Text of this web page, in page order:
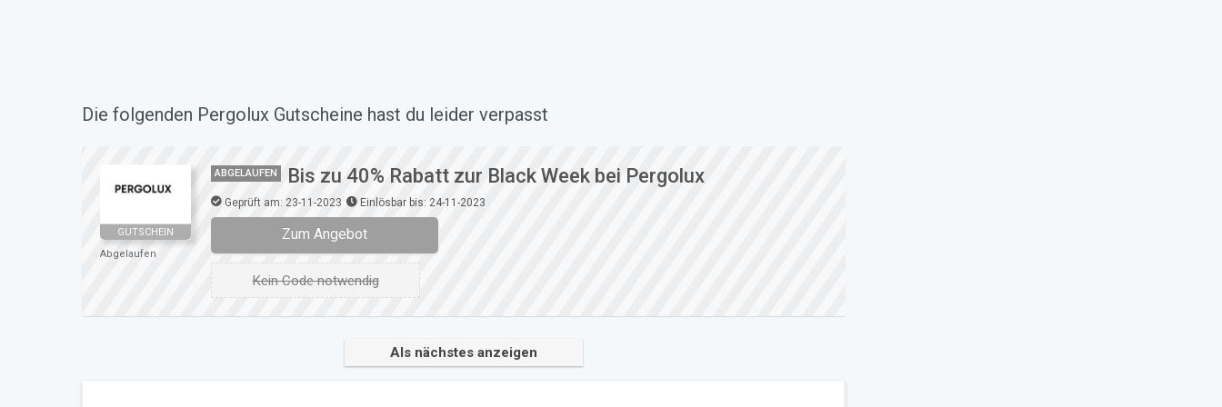
Die folgenden Pergolux Gutscheine hast du leider verpasst
GUTSCHEIN
Abgelaufen
ABGELAUFEN Bis zu 40% Rabatt zur Black Week bei Pergolux
Geprüft am: 23-11-2023 Einlösbar bis: 24-11-2023
Zum Angebot
Kein Code notwendig
Als nächstes anzeigen